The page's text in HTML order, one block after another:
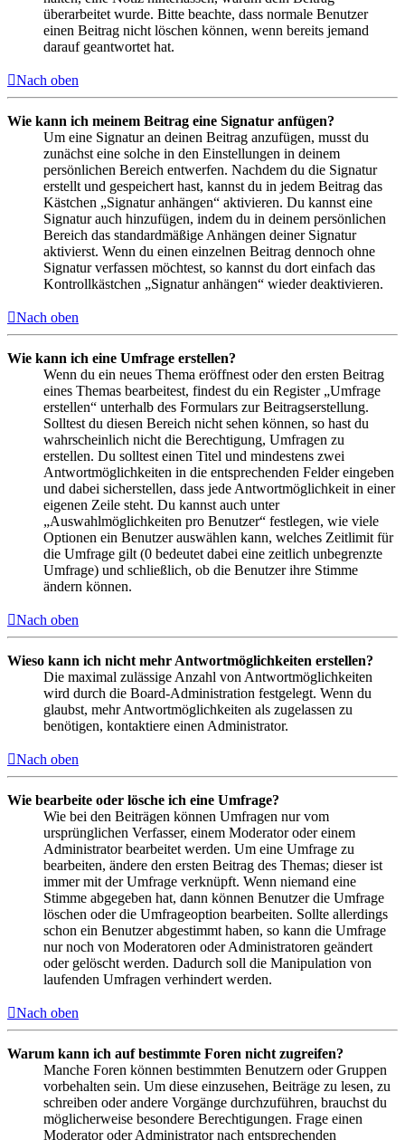
überarbeitet wurde. Bitte beachte, dass normale Benutzer
einen Beitrag nicht löschen können, wenn bereits jemand
darauf geantwortet hat.
Nach oben
Wie kann ich meinem Beitrag eine Signatur anfügen?
Um eine Signatur an deinen Beitrag anzufügen, musst du
zunächst eine solche in den Einstellungen in deinem
persönlichen Bereich entwerfen. Nachdem du die Signatur
erstellt und gespeichert hast, kannst du in jedem Beitrag das
Kästchen „Signatur anhängen“ aktivieren. Du kannst eine
Signatur auch hinzufügen, indem du in deinem persönlichen
Bereich das standardmäßige Anhängen deiner Signatur
aktivierst. Wenn du einen einzelnen Beitrag dennoch ohne
Signatur verfassen möchtest, so kannst du dort einfach das
Kontrollkästchen „Signatur anhängen“ wieder deaktivieren.
Nach oben
Wie kann ich eine Umfrage erstellen?
Wenn du ein neues Thema eröffnest oder den ersten Beitrag
eines Themas bearbeitest, findest du ein Register „Umfrage
erstellen“ unterhalb des Formulars zur Beitragserstellung.
Solltest du diesen Bereich nicht sehen können, so hast du
wahrscheinlich nicht die Berechtigung, Umfragen zu
erstellen. Du solltest einen Titel und mindestens zwei
Antwortmöglichkeiten in die entsprechenden Felder eingeben
und dabei sicherstellen, dass jede Antwortmöglichkeit in einer
eigenen Zeile steht. Du kannst auch unter
„Auswahlmöglichkeiten pro Benutzer“ festlegen, wie viele
Optionen ein Benutzer auswählen kann, welches Zeitlimit für
die Umfrage gilt (0 bedeutet dabei eine zeitlich unbegrenzte
Umfrage) und schließlich, ob die Benutzer ihre Stimme
ändern können.
Nach oben
Wieso kann ich nicht mehr Antwortmöglichkeiten erstellen?
Die maximal zulässige Anzahl von Antwortmöglichkeiten
wird durch die Board-Administration festgelegt. Wenn du
glaubst, mehr Antwortmöglichkeiten als zugelassen zu
benötigen, kontaktiere einen Administrator.
Nach oben
Wie bearbeite oder lösche ich eine Umfrage?
Wie bei den Beiträgen können Umfragen nur vom
ursprünglichen Verfasser, einem Moderator oder einem
Administrator bearbeitet werden. Um eine Umfrage zu
bearbeiten, ändere den ersten Beitrag des Themas; dieser ist
immer mit der Umfrage verknüpft. Wenn niemand eine
Stimme abgegeben hat, dann können Benutzer die Umfrage
löschen oder die Umfrageoption bearbeiten. Sollte allerdings
schon ein Benutzer abgestimmt haben, so kann die Umfrage
nur noch von Moderatoren oder Administratoren geändert
oder gelöscht werden. Dadurch soll die Manipulation von
laufenden Umfragen verhindert werden.
Nach oben
Warum kann ich auf bestimmte Foren nicht zugreifen?
Manche Foren können bestimmten Benutzern oder Gruppen
vorbehalten sein. Um diese einzusehen, Beiträge zu lesen, zu
schreiben oder andere Vorgänge durchzuführen, brauchst du
möglicherweise besondere Berechtigungen. Frage einen
Moderator oder Administrator nach entsprechenden